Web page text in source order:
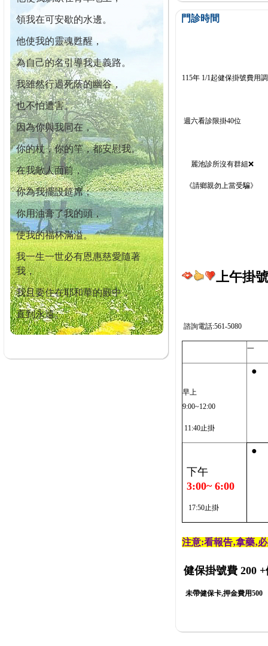
領我在可安歇的水邊。
他使我的靈魂甦醒，
為自己的名引導我走義路。
我雖然行過死蔭的幽谷，
也不怕遭害。
因為你與我同在，
你的杖，你的竿，都安慰我。
在我敵人面前，
你為我擺設筵席；
你用油膏了我的頭，
使我的福杯滿溢。
我一生一世必有恩惠慈愛隨著
我，
我且要住在耶和華的殿中，
直到永遠。
門診時間
115年 1/1起健保掛號費用
週六看診限掛40位
麗池診所沒有群組❌
《請鄉親勿上當受騙》
上午掛
諮詢電話:561-5080
一
早上
9:00~12:00
11:40止掛
●
下午
3:00~ 6:00
17:50止掛
●
注意:看報告‚拿藥‚
健保掛號費 200 +
未帶健保卡,押金費用500